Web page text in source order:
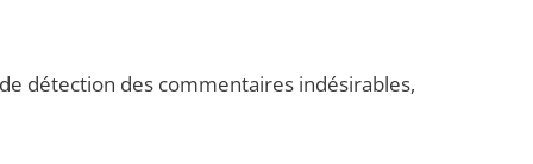
détection des commentaires indésirables,